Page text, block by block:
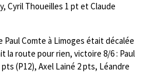
Cyril Thoueilles 1 pt et Claude
Comte à Limoges était décalée
la route pour rien, victoire 8/6 : Paul
(P12), Axel Lainé 2 pts, Léandre